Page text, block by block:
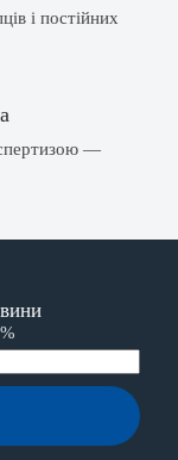
і постійних
—